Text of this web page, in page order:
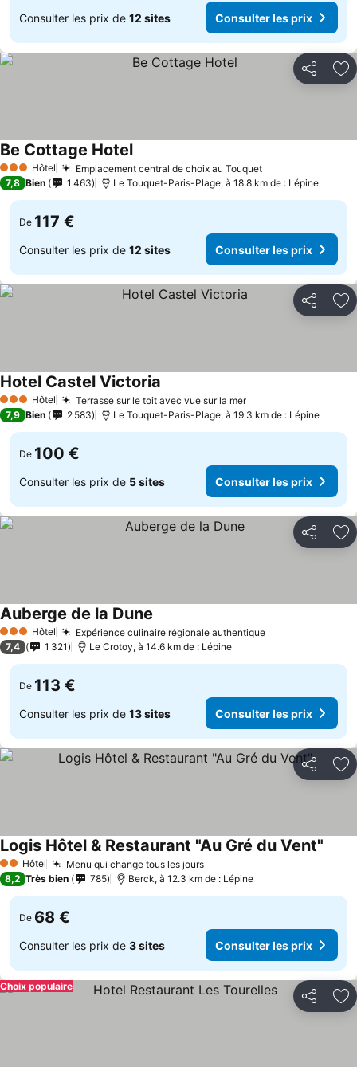
Consulter les prix de 12 sites Consulter les prix
Partager
3 ÉtoilesHôtel Emplacement central de choix au TouquetConsulter les
Be Cottage HotelConsulter les prix
7,8 Bien 1 463 Le Touquet-Paris-Plage, à 18.8 km de : Lépine
De 117 €
Consulter les prix de 12 sites Consulter les prix
Partager
3 ÉtoilesHôtel Terrasse sur le toit avec vue sur la merConsulter les prix
Hotel Castel Victoria
7,9 Bien 2 583 Le Touquet-Paris-Plage, à 19.3 km de : Lépine
De 100 €
Consulter les prix de 5 sites Consulter les prix
Partager
3 ÉtoilesHôtel Expérience culinaire régionale authentiqueConsulter les
Auberge de la Dune
7,4 1 321 Le Crotoy, à 14.6 km de : Lépine
De 113 €
Consulter les prix de 13 sites Consulter les prix
Partager
2 Étoiles
Hôtel Menu qui change tous les joursConsulter les prix
Logis Hôtel & Restaurant "Au Gré du Vent"
8,2 Très bien 785 Berck, à 12.3 km de : Lépine
De 68 €
Consulter les prix de 3 sites Consulter les prix
Partager
Choix populaire